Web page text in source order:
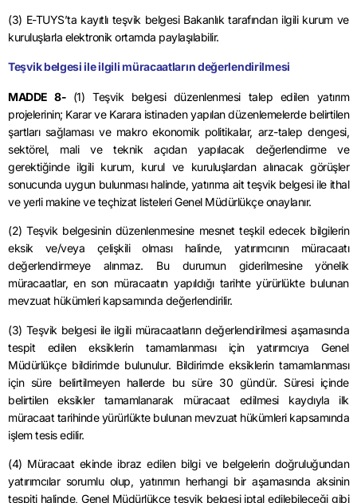
(3) E-TUYS’ta kayıtlı teşvik belgesi Bakanlık tarafından ilgili kurum ve
kuruluşlarla elektronik ortamda paylaşılabilir.
Teşvik belgesi ile ilgili müracaatların değerlendirilmesi
MADDE 8- (1) Teşvik belgesi düzenlenmesi talep edilen yatırım
projelerinin; Karar ve Karara istinaden yapılan düzenlemelerde belirtilen
şartları sağlaması ve makro ekonomik politikalar, arz-talep dengesi,
sektörel, mali ve teknik açıdan yapılacak değerlendirme ve
gerektiğinde ilgili kurum, kurul ve kuruluşlardan alınacak görüşler
sonucunda uygun bulunması halinde, yatırıma ait teşvik belgesi ile ithal
ve yerli makine ve teçhizat listeleri Genel Müdürlükçe onaylanır.
(2) Teşvik belgesinin düzenlenmesine mesnet teşkil edecek bilgilerin
eksik ve/veya çelişkili olması halinde, yatırımcının müracaatı
değerlendirmeye alınmaz. Bu durumun giderilmesine yönelik
müracaatlar, en son müracaatın yapıldığı tarihte yürürlükte bulunan
mevzuat hükümleri kapsamında değerlendirilir.
(3) Teşvik belgesi ile ilgili müracaatların değerlendirilmesi aşamasında
tespit edilen eksiklerin tamamlanması için yatırımcıya Genel
Müdürlükçe bildirimde bulunulur. Bildirimde eksiklerin tamamlanması
için süre belirtilmeyen hallerde bu süre 30 gündür. Süresi içinde
belirtilen eksikler tamamlanarak müracaat edilmesi kaydıyla ilk
müracaat tarihinde yürürlükte bulunan mevzuat hükümleri kapsamında
işlem tesis edilir.
(4) Müracaat ekinde ibraz edilen bilgi ve belgelerin doğruluğundan
yatırımcılar sorumlu olup, yatırımın herhangi bir aşamasında aksinin
tespiti halinde, Genel Müdürlükçe teşvik belgesi iptal edilebileceği gibi